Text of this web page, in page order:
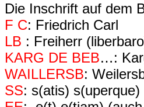
Die Inschrift auf dem
F C: Friedrich Carl
LB : Freiherr
KARG DE BEB…:
WAILLERSB:
SS: s(atis)